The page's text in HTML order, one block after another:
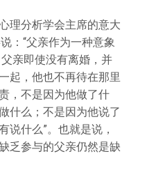
理分析学会主席的意大
：“父亲作为一种意象
亲即使没有离婚，并
起，他也不再待在那里
，不是因为他做了什
什么；不是因为他说了
说什么”。也就是说，
乏参与的父亲仍然是缺